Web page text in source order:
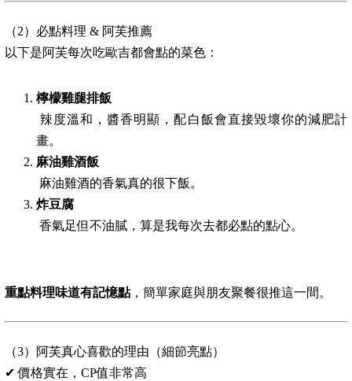
（2）必點料理 & 阿芙推薦
以下是阿芙每次吃歐吉都會點的菜色：
檸檬雞腿排飯
辣度溫和，醬香明顯，配白飯會直接毀壞你的減肥計
畫。
麻油雞酒飯
麻油雞酒的香氣真的很下飯。
炸豆腐
香氣足但不油膩，算是我每次去都必點的點心。
重點料理味道有記憶點，簡單家庭與朋友聚餐很推這一間。
（3）阿芙真心喜歡的理由（細節亮點）
✔ 價格實在，CP值非常高